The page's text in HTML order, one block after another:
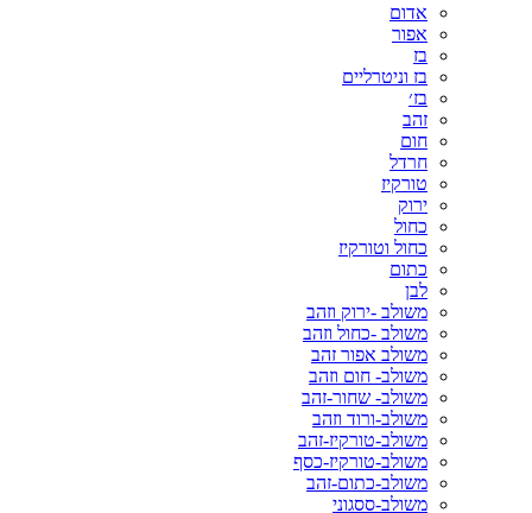
אדום
אפור
בז
בז וניטרליים
בז׳
זהב
חום
חרדל
טורקיז
ירוק
כחול
כחול וטורקיז
כתום
לבן
משולב -ירוק וזהב
משולב -כחול וזהב
משולב אפור זהב
משולב- חום וזהב
משולב- שחור-זהב
משולב-ורוד וזהב
משולב-טורקיז-זהב
משולב-טורקיז-כסף
משולב-כתום-זהב
משולב-ססגוני